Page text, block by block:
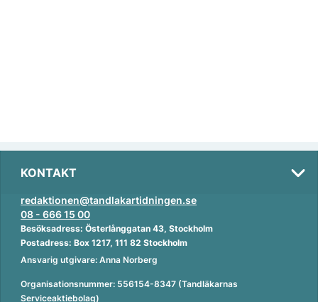
KONTAKT
redaktionen@tandlakartidningen.se
08 - 666 15 00
Besöksadress: Österlånggatan 43, Stockholm
Postadress: Box 1217, 111 82 Stockholm
Ansvarig utgivare: Anna Norberg
Organisationsnummer: 556154-8347 (Tandläkarnas
Serviceaktiebolag)